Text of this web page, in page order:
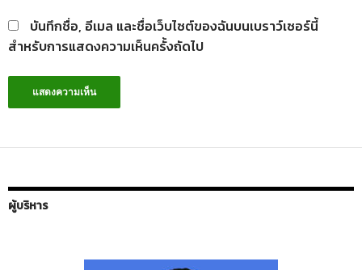
บันทึกชื่อ, อีเมล และชื่อเว็บไซต์ของฉันบนเบราว์เซอร์นี้
สำหรับการแสดงความเห็นครั้งถัดไป
ผู้บริหาร